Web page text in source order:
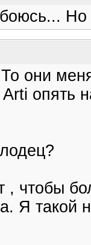
Но
они
чтобы
Я такой